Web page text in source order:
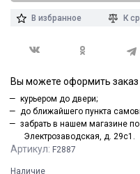
Артикул: F2887
Наличие
В избранное К
Вы можете оформить заказ
курьером до двери;
до ближайшего пункта
забрать в нашем магазине
Электрозаводская, д. 29с1.